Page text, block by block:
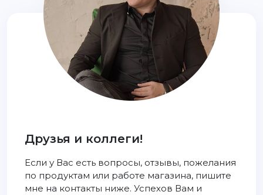
Друзья и коллеги!
Если у Вас есть вопросы, отзывы, пожелания
по продуктам или работе магазина, пишите
мне на контакты ниже. Успехов Вам и